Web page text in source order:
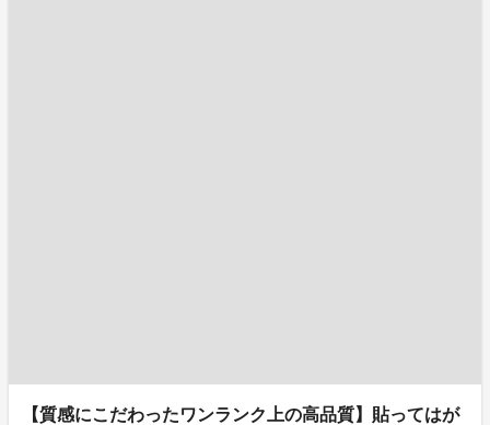
【質感にこだわったワンランク上の高品質】貼ってはが